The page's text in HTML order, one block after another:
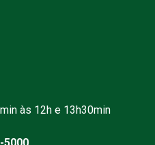
às 12h e 13h30min